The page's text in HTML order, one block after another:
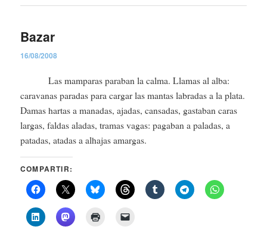
Bazar
16/08/2008
Las mamparas paraban la calma. Llamas al alba:
caravanas paradas para cargar las mantas labradas a la plata.
Damas hartas a manadas, ajadas, cansadas, gastaban caras
largas, faldas aladas, tramas vagas: pagaban a paladas, a
patadas, atadas a alhajas amargas.
COMPARTIR: